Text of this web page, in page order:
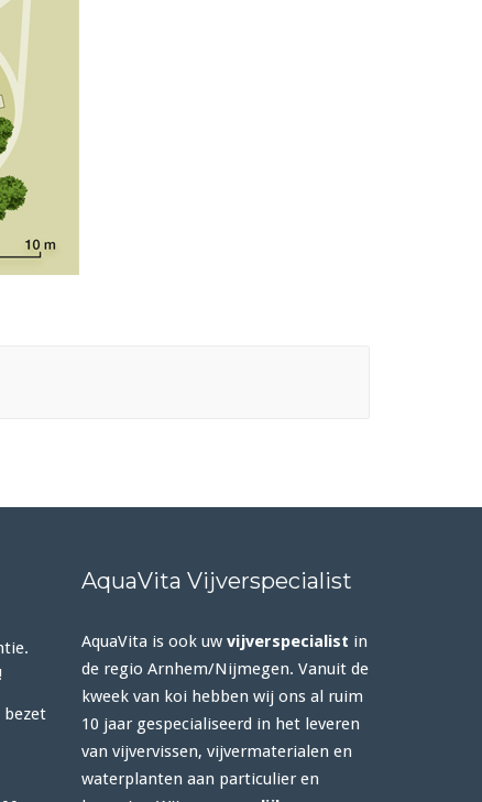
bezet
AquaVita Vijverspecialist
AquaVita is ook uw vijverspecialist in
de regio Arnhem/Nijmegen. Vanuit de
kweek van koi hebben wij ons al ruim
10 jaar gespecialiseerd in het leveren
van vijvervissen, vijvermaterialen en
waterplanten aan particulier en